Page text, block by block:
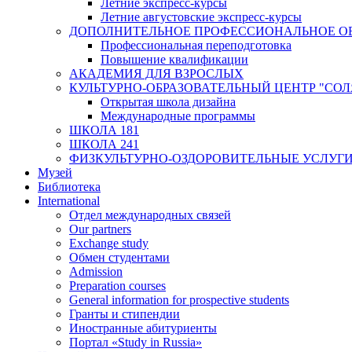
Летние экспресс-курсы
Летние августовские экспресс-курсы
ДОПОЛНИТЕЛЬНОЕ ПРОФЕССИОНАЛЬНОЕ
Профессиональная переподготовка
Повышение квалификации
АКАДЕМИЯ ДЛЯ ВЗРОСЛЫХ
КУЛЬТУРНО-ОБРАЗОВАТЕЛЬНЫЙ ЦЕНТР
Открытая школа дизайна
Международные программы
ШКОЛА 181
ШКОЛА 241
ФИЗКУЛЬТУРНО-ОЗДОРОВИТЕЛЬНЫЕ УСЛУГИ
Музей
Библиотека
International
Отдел международных связей
Our partners
Exchange study
Обмен студентами
Admission
Preparation courses
General information for prospective students
Гранты и стипендии
Иностранные абитуриенты
Портал «Study in Russia»